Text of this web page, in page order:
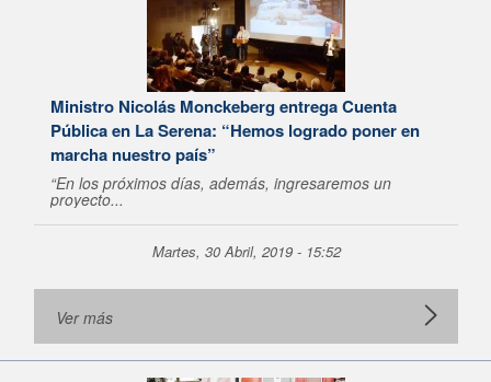
Ministro Nicolás Monckeberg entrega Cuenta
Pública en La Serena: “Hemos logrado poner en
marcha nuestro país”
“En los próximos días, además, ingresaremos un
proyecto...
Martes, 30 Abril, 2019 - 15:52
Ver más